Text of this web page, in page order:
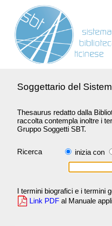
Soggettario del
Thesaurus redatto dalla
raccolta contempla inoltre i
Gruppo Soggetti SBT.
Ricerca inizia con
I termini biografici e i termini
Link PDF al Manuale